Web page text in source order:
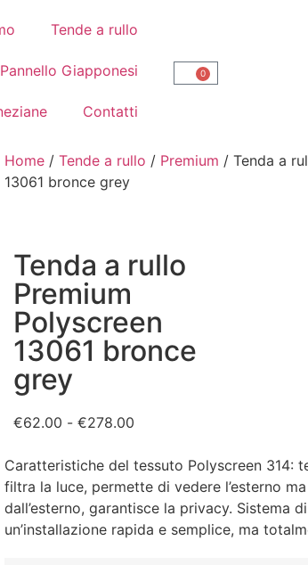
Tende a rullo
Giapponesi
Contatti
0
Home / Tende a rullo / Premium / Tenda a
13061 bronce grey
Tenda a rullo
Premium
Polyscreen
13061 bronce
grey
€62.00 - €278.00
Caratteristiche del tessuto Polyscreen 314:
filtra la luce, permette di vedere l’esterno
dall’esterno, garantisce la privacy. Sistema
un’installazione rapida e semplice, ma